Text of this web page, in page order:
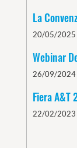
La
20/05/2025
Webinar
26/09/2024
Fiera A&T
22/02/2023